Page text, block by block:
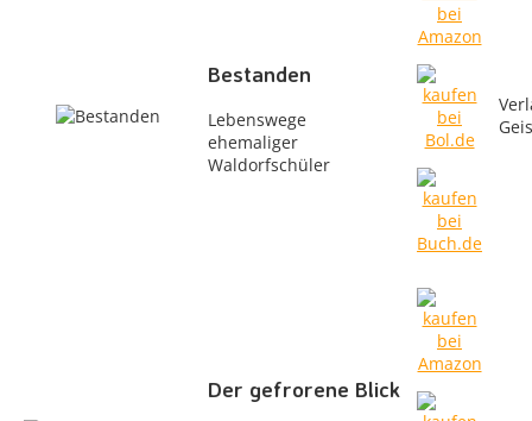
Bestanden
Lebenswege
ehemaliger
Waldorfschüler
Der gefrorene Blick